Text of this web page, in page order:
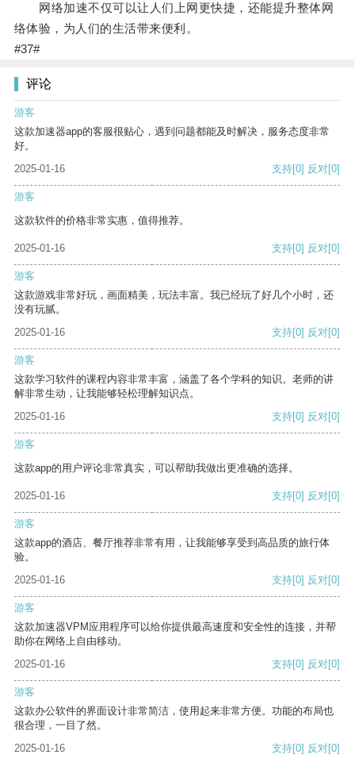
网络加速不仅可以让人们上网更快捷，还能提升整体网
络体验，为人们的生活带来便利。
#37#
评论
游客
这款加速器app的客服很贴心，遇到问题都能及时解决，服务态度非常
好。
2025-01-16
支持[0] 反对[0]
游客
这款软件的价格非常实惠，值得推荐。
2025-01-16 支持[0] 反对[0]
游客
这款游戏非常好玩，画面精美，玩法丰富。我已经玩了好几个小时，还
没有玩腻。
2025-01-16
支持[0] 反对[0]
游客
这款学习软件的课程内容非常丰富，涵盖了各个学科的知识。老师的讲
解非常生动，让我能够轻松理解知识点。
2025-01-16
支持[0] 反对[0]
游客
这款app的用户评论非常真实，可以帮助我做出更准确的选择。
2025-01-16 支持[0] 反对[0]
游客
这款app的酒店、餐厅推荐非常有用，让我能够享受到高品质的旅行体
验。
2025-01-16
支持[0] 反对[0]
游客
这款加速器VPM应用程序可以给你提供最高速度和安全性的连接，并帮
助你在网络上自由移动。
2025-01-16
支持[0] 反对[0]
游客
这款办公软件的界面设计非常简洁，使用起来非常方便。功能的布局也
很合理，一目了然。
2025-01-16
支持[0] 反对[0]